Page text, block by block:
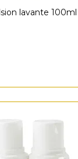
lavante 100ml